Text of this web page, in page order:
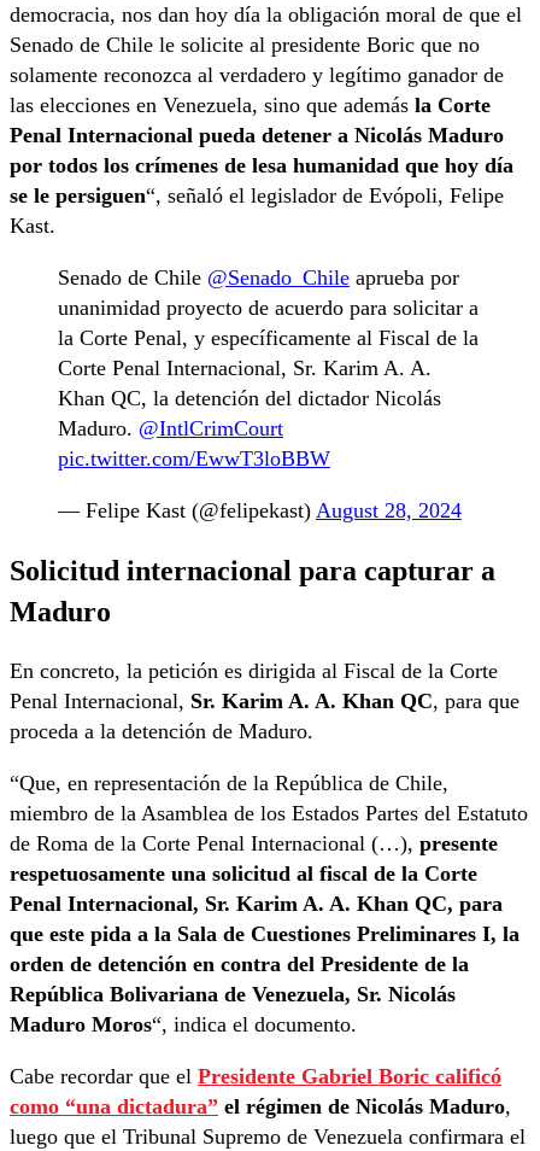
democracia, nos dan hoy día la obligación moral de que el
Senado de Chile le solicite al presidente Boric que no
solamente reconozca al verdadero y legítimo ganador de
las elecciones en Venezuela, sino que además la Corte
Penal Internacional pueda detener a Nicolás Maduro
por todos los crímenes de lesa humanidad que hoy día
se le persiguen“, señaló el legislador de Evópoli, Felipe
Kast.
Senado de Chile @Senado_Chile aprueba por
unanimidad proyecto de acuerdo para solicitar a
la Corte Penal, y específicamente al Fiscal de la
Corte Penal Internacional, Sr. Karim A. A.
Khan QC, la detención del dictador Nicolás
Maduro. @IntlCrimCourt
pic.twitter.com/EwwT3loBBW
— Felipe Kast (@felipekast) August 28, 2024
Solicitud internacional para capturar a
Maduro
En concreto, la petición es dirigida al Fiscal de la Corte
Penal Internacional, Sr. Karim A. A. Khan QC, para que
proceda a la detención de Maduro.
“Que, en representación de la República de Chile,
miembro de la Asamblea de los Estados Partes del Estatuto
de Roma de la Corte Penal Internacional (…), presente
respetuosamente una solicitud al fiscal de la Corte
Penal Internacional, Sr. Karim A. A. Khan QC, para
que este pida a la Sala de Cuestiones Preliminares I, la
orden de detención en contra del Presidente de la
República Bolivariana de Venezuela, Sr. Nicolás
Maduro Moros“, indica el documento.
Cabe recordar que el Presidente Gabriel Boric calificó
como “una dictadura” el régimen de Nicolás Maduro,
luego que el Tribunal Supremo de Venezuela confirmara el